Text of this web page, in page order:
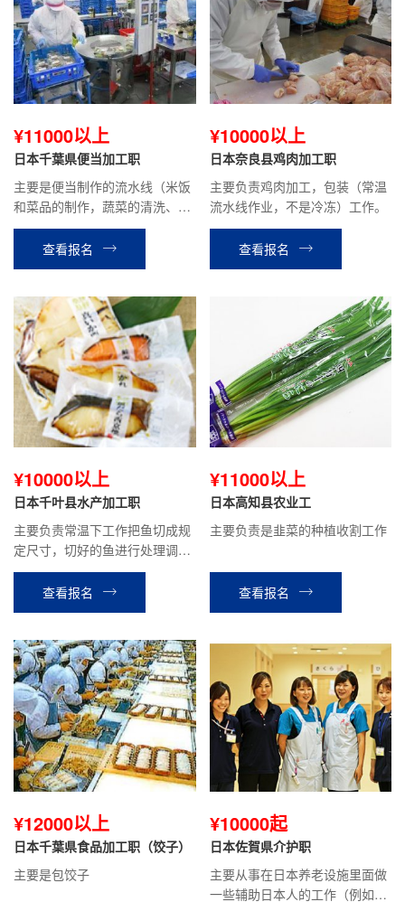
¥11000以上
日本千葉県便当加工职
主要是便当制作的流水线（米饭
和菜品的制作，蔬菜的清洗、切
块、面粉投入，搅拌、机器的分
解，清洗等）工作。
查看报名
¥10000以上
日本奈良县鸡肉加工职
主要负责鸡肉加工，包装（常温
流水线作业，不是冷冻）工作。
查看报名
¥10000以上
日本千叶县水产加工职
主要负责常温下工作把鱼切成规
定尺寸，切好的鱼进行处理调味
后蒸煮，变成品。
查看报名
¥11000以上
日本高知县农业工
主要负责是韭菜的种植收割工作
查看报名
¥12000以上
日本千葉県食品加工职（饺子）
主要是包饺子
¥10000起
日本佐賀県介护职
主要从事在日本养老设施里面做
一些辅助日本人的工作（例如：